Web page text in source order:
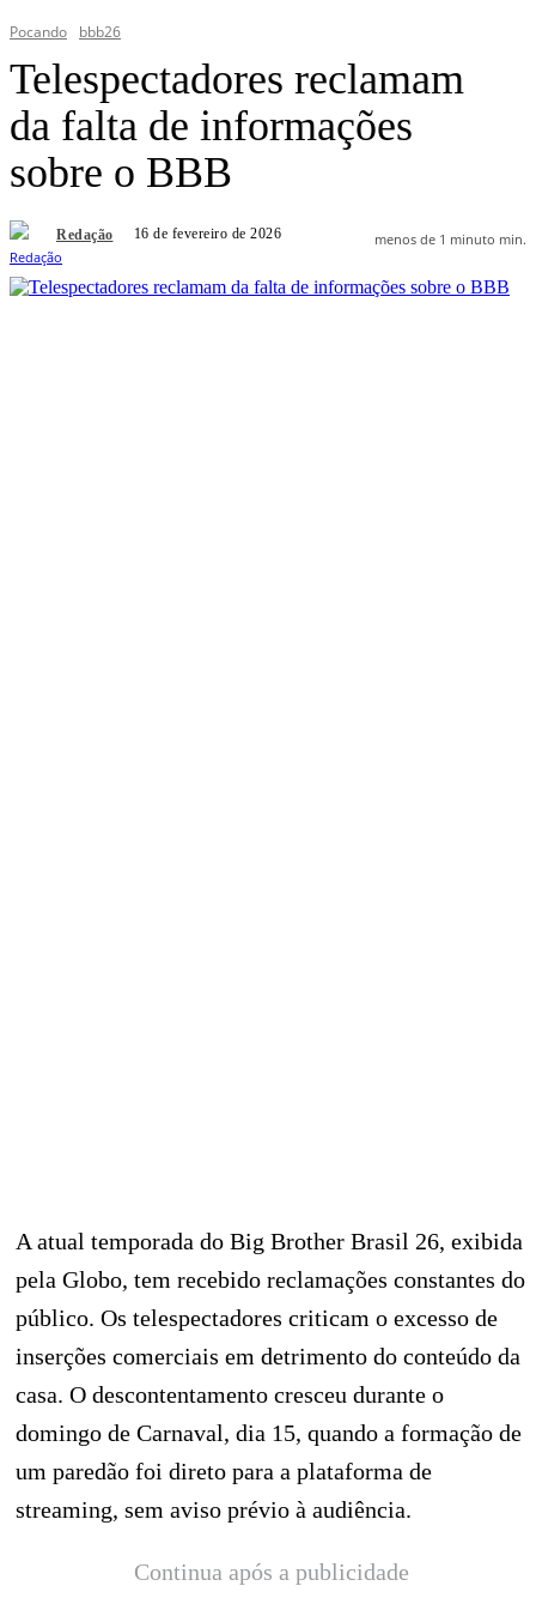
Pocando bbb26
Telespectadores reclamam
da falta de informações
sobre o BBB
Redação 16 de fevereiro de 2026 menos de 1 minuto min.
A atual temporada do Big Brother Brasil 26, exibida
pela Globo, tem recebido reclamações constantes do
público. Os telespectadores criticam o excesso de
inserções comerciais em detrimento do conteúdo da
casa. O descontentamento cresceu durante o
domingo de Carnaval, dia 15, quando a formação de
um paredão foi direto para a plataforma de
streaming, sem aviso prévio à audiência.
Continua após a publicidade